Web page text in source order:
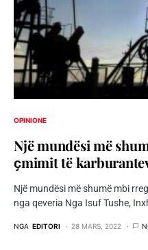
OPINIONE
Një mundësi më
ҫmimit të
Një mundësi më shumë mbi
nga qeveria Nga Isuf Tushe,
NGA EDITORI 28 MARS, 2022